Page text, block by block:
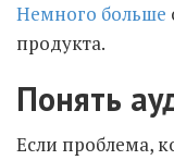
Немного больше
продукта.
Понять
Если проблема,